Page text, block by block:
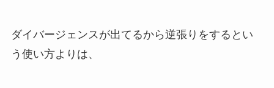
ダイバージェンスが出てるから逆張りをするとい
う使い方よりは、